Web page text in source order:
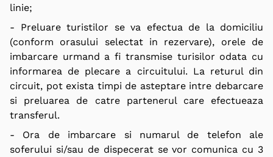
linie;
- Preluare turistilor se va efectua de la domiciliu
(conform orasului selectat in rezervare), orele de
imbarcare urmand a fi transmise turisilor odata cu
informarea de plecare a circuitului. La returul din
circuit, pot exista timpi de asteptare intre debarcare
si preluarea de catre partenerul care efectueaza
transferul.
- Ora de imbarcare si numarul de telefon ale
soferului si/sau de dispecerat se vor comunica cu 3